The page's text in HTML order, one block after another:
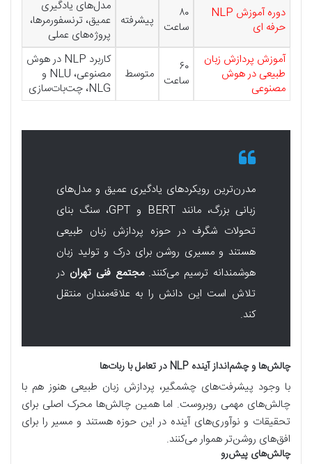
دوره آموزش NLP
حرفه ای
۸۰
ساعت
پیشرفته
مدل‌های یادگیری
عمیق، ترنسفورمرها،
پروژه‌های عملی
آموزش پردازش زبان
طبیعی در هوش
مصنوعی
۶۰
ساعت متوسط
کاربرد NLP در هوش
مصنوعی، NLU و
NLG، چت‌بات‌سازی
مدرن‌ترین رویکردهای یادگیری عمیق و مدل‌های
زبانی بزرگ، مانند BERT و GPT، سنگ بنای
تحولات شگرف در حوزه پردازش زبان طبیعی
هستند و مسیری روشن برای درک و تولید زبان
هوشمندانه ترسیم می‌کنند.مجتمع فنی تهران در
تلاش است این دانش را به علاقه‌مندان منتقل
کند.
چالش‌ها و چشم‌انداز آینده NLP در تعامل با ربات‌ها
با وجود پیشرفت‌های چشمگیر، پردازش زبان طبیعی هنوز هم با
چالش‌های مهمی روبروست. اما همین چالش‌ها محرک اصلی برای
تحقیقات و نوآوری‌های آینده در این حوزه هستند و مسیر را برای
افق‌های روشن‌تر هموار می‌کنند.
چالش‌های پیش‌رو